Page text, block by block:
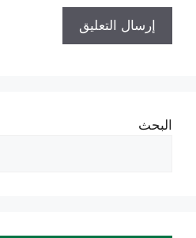
البحث